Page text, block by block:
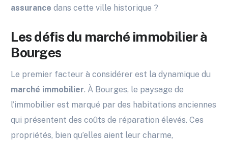
assurance dans cette ville historique ?
Les défis du marché immobilier à
Bourges
Le premier facteur à considérer est la dynamique du
marché immobilier. À Bourges, le paysage de
l’immobilier est marqué par des habitations anciennes
qui présentent des coûts de réparation élevés. Ces
propriétés, bien qu’elles aient leur charme,